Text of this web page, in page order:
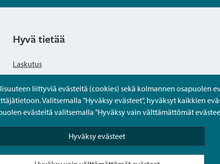
liittyviä evästeitä (cookies) sekä kolmannen osapuolen
Valitsemalla "Hyväksy evästeet", hyväksyt kaikkien
evästeitä valitsemalla "Hyväksy vain välttämättömät
Hyväksy evästeet
Hyvä tietää
Laskutus
Tietosuojaseloste
Saavutettavuusseloste
Usein kysytyt kysymykset